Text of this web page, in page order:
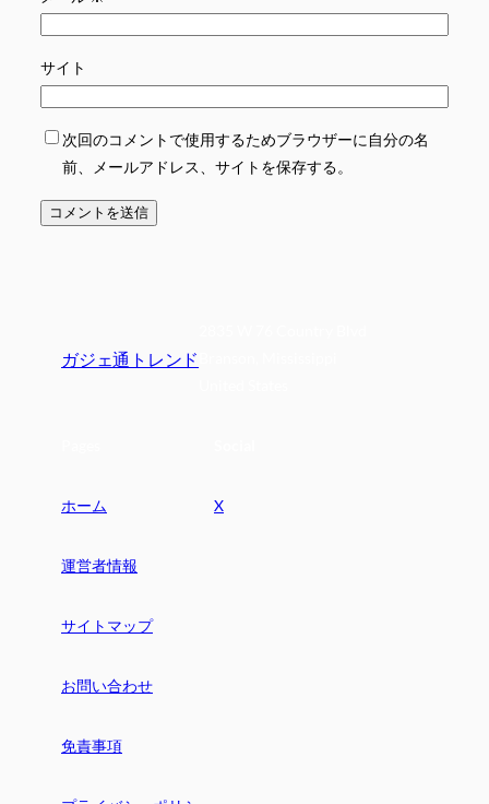
サイト
次回のコメントで使用するためブラウザーに自分の名
前、メールアドレス、サイトを保存する。
ガジェ通トレンド
ホーム
運営者情報
サイトマップ
お問い合わせ
免責事項
X